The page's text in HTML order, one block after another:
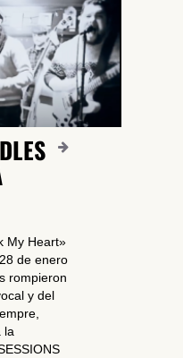
My Heart»
de enero
rompieron
y del
la